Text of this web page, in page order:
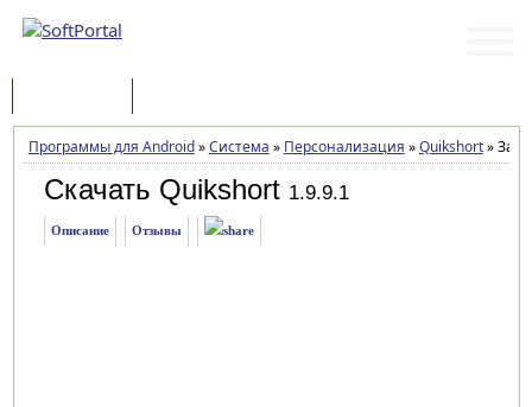
Программы для Android»Система » Персонализация »Quikshort»
Скачать Quikshort 1.9.9.1
Описание Отзывы